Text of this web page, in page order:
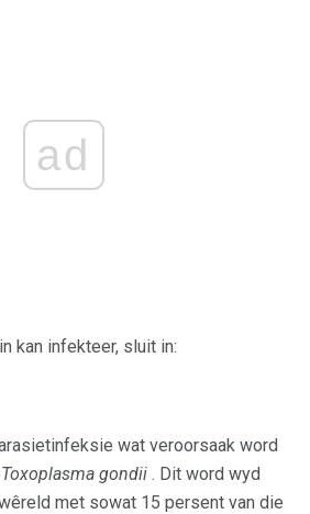
ad
kan infekteer, sluit in:
wat veroorsaak word
Toxoplasma gondii . Dit word wyd
met sowat 15 persent van die